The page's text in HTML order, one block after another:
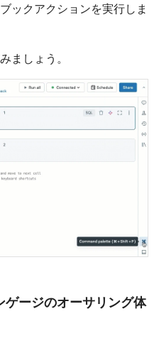
ックアクションを実行しま
ましょう。
ゲージのオーサリング体